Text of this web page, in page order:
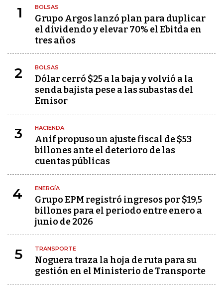
1 BOLSAS
Grupo Argos lanzó plan para duplicar
el dividendo y elevar 70% el Ebitda en
tres años
2 BOLSAS
Dólar cerró $25 a la baja y volvió a la
senda bajista pese a las subastas del
Emisor
3 HACIENDA
Anif propuso un ajuste fiscal de $53
billones ante el deterioro de las
cuentas públicas
4 ENERGÍA
Grupo EPM registró ingresos por $19,5
billones para el periodo entre enero a
junio de 2026
5 TRANSPORTE
Noguera traza la hoja de ruta para su
gestión en el Ministerio de Transporte